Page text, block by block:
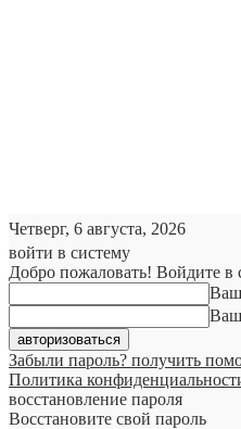
Четверг, 6 августа, 2026
войти в систему
Добро пожаловать! Войдите в
Ваш
Забыли пароль? получить
Политика
восстановление пароля
Восстановите свой пароль